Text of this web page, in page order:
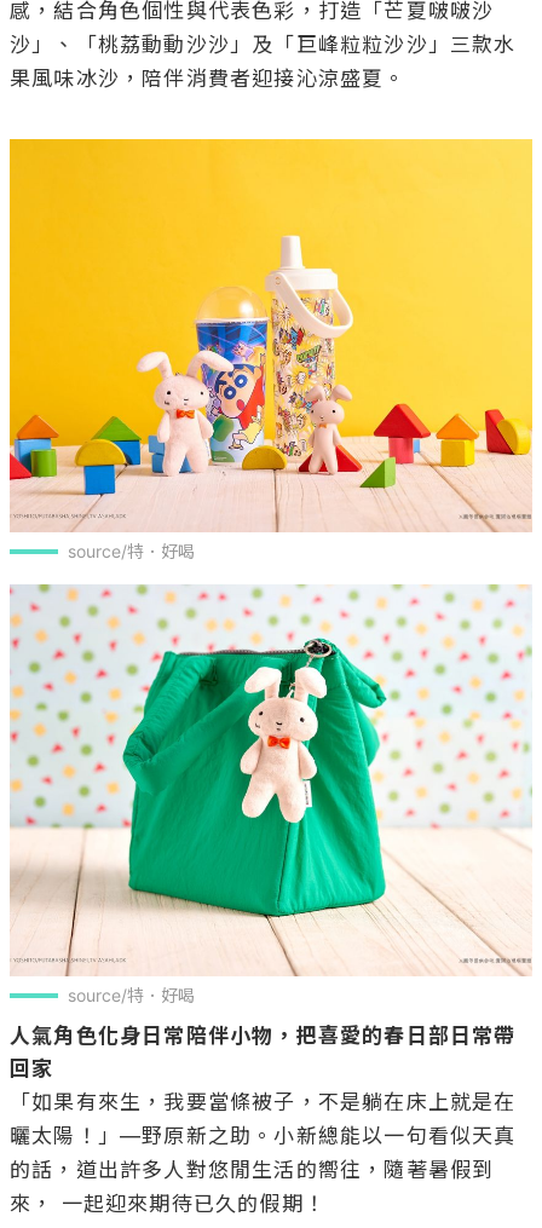
感，結合角色個性與代表色彩，打造「芒夏啵啵沙
沙」、「桃荔動動沙沙」及「巨峰粒粒沙沙」三款水
果風味冰沙，陪伴消費者迎接沁涼盛夏。
source/特．好喝
source/特．好喝
人氣角色化身日常陪伴小物，把喜愛的春日部日常帶
回家
「如果有來生，我要當條被子，不是躺在床上就是在
曬太陽！」—野原新之助。小新總能以一句看似天真
的話，道出許多人對悠閒生活的嚮往，隨著暑假到
來， 一起迎來期待已久的假期！